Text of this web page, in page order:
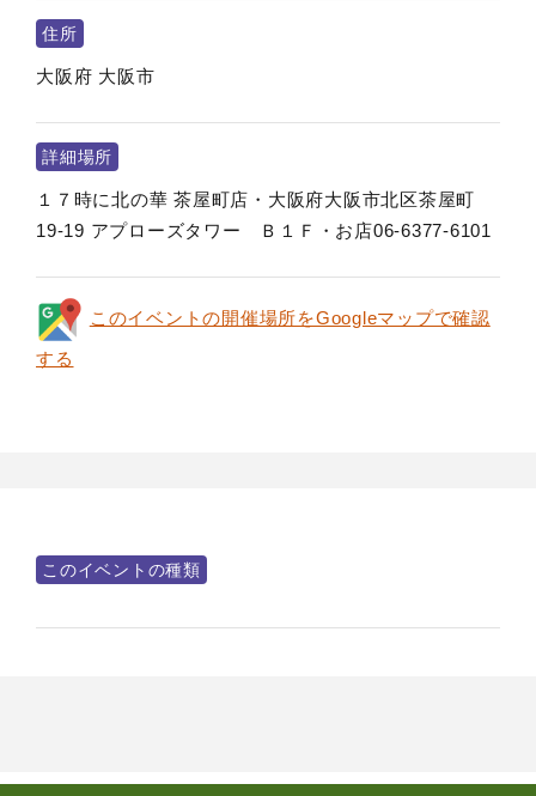
住所
大阪府 大阪市
詳細場所
１７時に北の華 茶屋町店・大阪府大阪市北区茶屋町
19-19 アプローズタワー Ｂ１Ｆ・お店06-6377-6101
このイベントの開催場所をGoogleマップで確認
する
このイベントの種類